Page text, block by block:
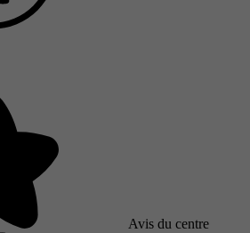
Avis du centre